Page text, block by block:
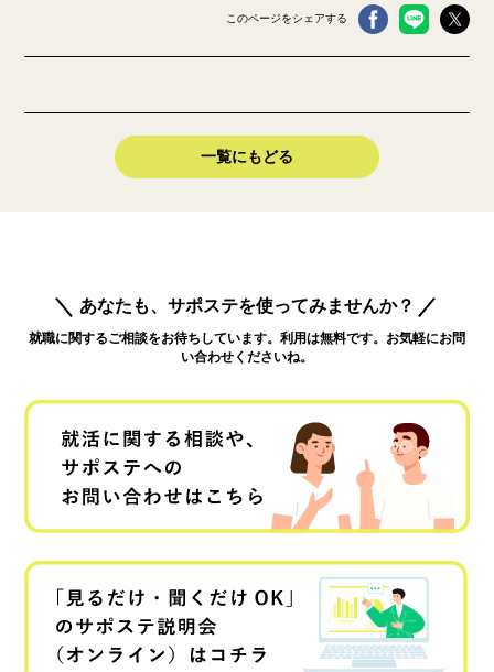
このページをシェアする
一覧にもどる
あなたも、サポステを使ってみませんか？
就職に関するご相談をお待ちしています。利用は無料です。お気軽にお問
い合わせくださいね。